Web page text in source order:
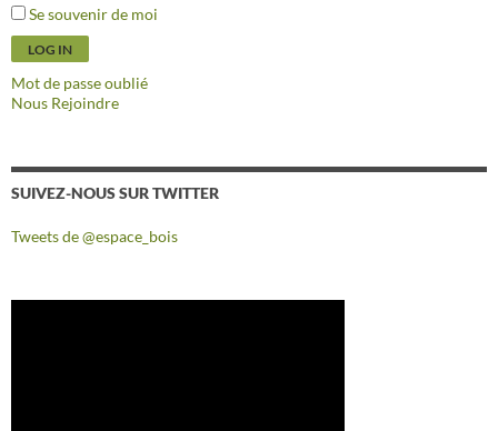
Se souvenir de moi
Mot de passe oublié
Nous Rejoindre
SUIVEZ-NOUS SUR TWITTER
Tweets de @espace_bois